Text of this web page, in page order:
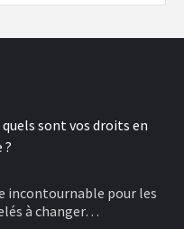
sont vos droits en
?
incontournable pour les
à changer…